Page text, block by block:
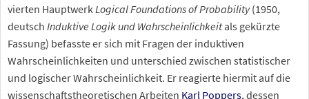
vierten HauptwerkLogical Foundations of Probability(1950,
deutsch Induktive Logik und Wahrscheinlichkeitals gekürzte
Fassung) befasste er sich mit Fragen der induktiven
Wahrscheinlichkeiten und unterschied zwischen statistischer
und logischer Wahrscheinlichkeit. Er reagierte hiermit auf die
wissenschaftstheoretischen Arbeiten Karl Poppers, dessen